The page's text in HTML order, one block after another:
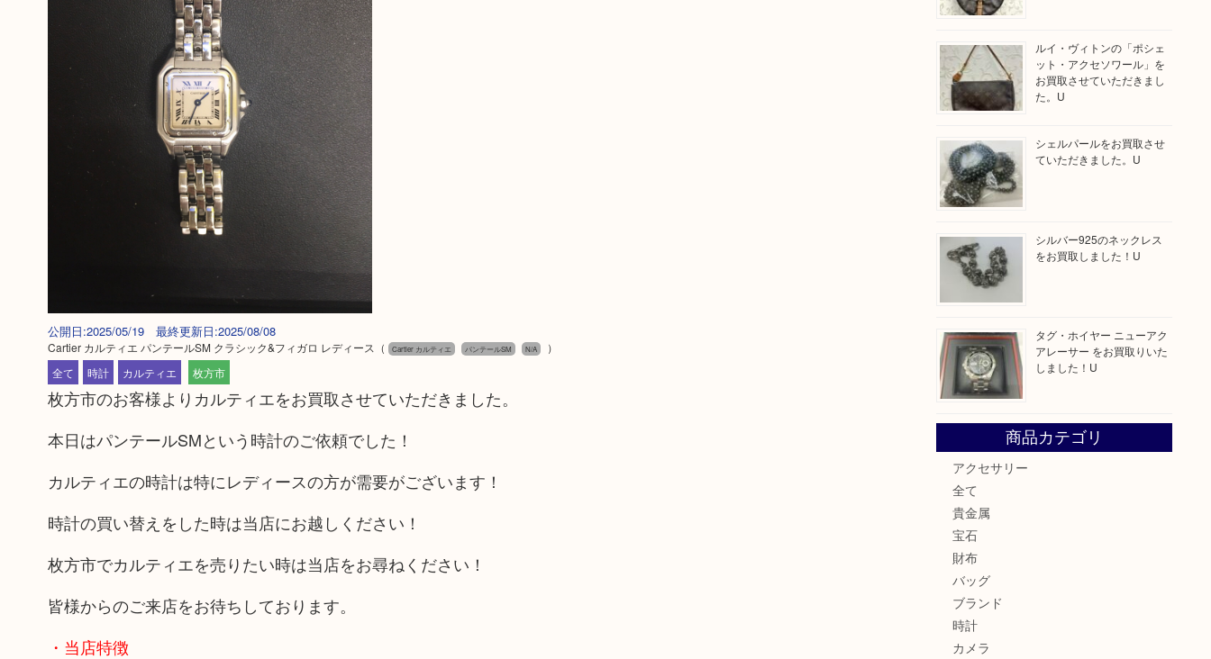
公開日:2025/05/19 最終更新日:2025/08/08
Cartier カルティエ パンテールSM クラシック&フィガロ レディース （ Cartier カルティエ パンテールSM N/A
）
全て
時計 カルティエ 枚方市
枚方市のお客様よりカルティエをお買取させていただきました。
本日はパンテールSMという時計のご依頼でした！
カルティエの時計は特にレディースの方が需要がございます！
時計の買い替えをした時は当店にお越しください！
枚方市でカルティエを売りたい時は当店をお尋ねください！
皆様からのご来店をお待ちしております。
・当店特徴
ルイ・ヴィトンの「ポシェ
ット・アクセソワール」を
お買取させていただきまし
た。U
シェルパールをお買取させ
ていただきました。U
シルバー925のネックレス
をお買取しました！U
タグ・ホイヤー ニューアク
アレーサー をお買取りいた
しました！U
商品カテゴリ
アクセサリー
全て
貴金属
宝石
財布
バッグ
ブランド
時計
カメラ